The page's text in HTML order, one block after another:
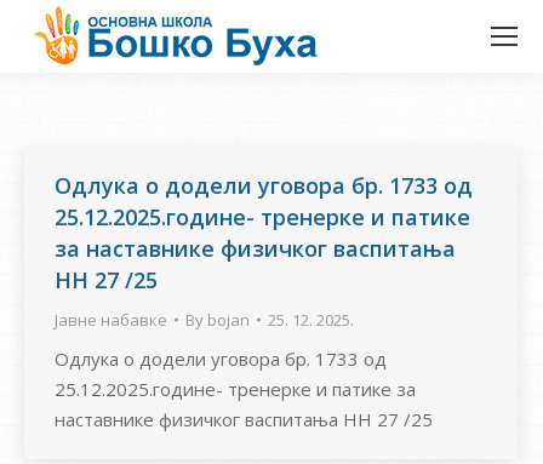
Одлука о додели уговора бр. 1733 од
25.12.2025.године- тренерке и патике
за наставнике физичког васпитања
НН 27 /25
Јавне набавке By bojan 25. 12. 2025.
Одлука о додели уговора бр. 1733 од
25.12.2025.године- тренерке и патике за
наставнике физичког васпитања НН 27 /25